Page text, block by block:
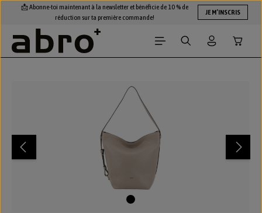
Passer au contenu principal
📩 Abonne-toi maintenant à la newsletter et bénéficie de 10 % de
réduction sur ta première commande!
JE M’INSCRIS